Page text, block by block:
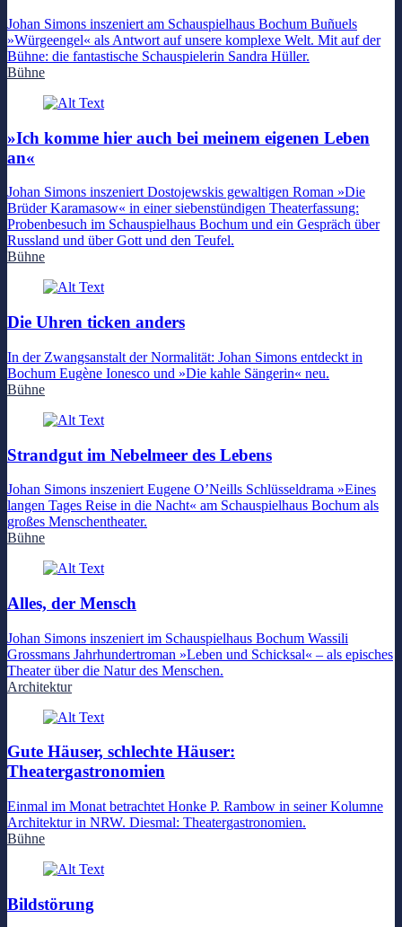
Johan Simons inszeniert am Schauspielhaus Bochum Buñuels
»Würgeengel« als Antwort auf unsere komplexe Welt. Mit auf der
Bühne: die fantastische Schauspielerin Sandra Hüller.
Bühne
»Ich komme hier auch bei meinem eigenen Leben
an«
Johan Simons inszeniert Dostojewskis gewaltigen Roman »Die
Brüder Karamasow« in einer siebenstündigen Theaterfassung:
Probenbesuch im Schauspielhaus Bochum und ein Gespräch über
Russland und über Gott und den Teufel.
Bühne
Die Uhren ticken anders
In der Zwangsanstalt der Normalität: Johan Simons entdeckt in
Bochum Eugène Ionesco und »Die kahle Sängerin« neu.
Bühne
Strandgut im Nebelmeer des Lebens
Johan Simons inszeniert Eugene O’Neills Schlüsseldrama »Eines
langen Tages Reise in die Nacht« am Schauspielhaus Bochum als
großes Menschentheater.
Bühne
Alles, der Mensch
Johan Simons inszeniert im Schauspielhaus Bochum Wassili
Grossmans Jahrhundertroman »Leben und Schicksal« – als episches
Theater über die Natur des Menschen.
Architektur
Gute Häuser, schlechte Häuser:
Theatergastronomien
Einmal im Monat betrachtet Honke P. Rambow in seiner Kolumne
Architektur in NRW. Diesmal: Theatergastronomien.
Bühne
Bildstörung